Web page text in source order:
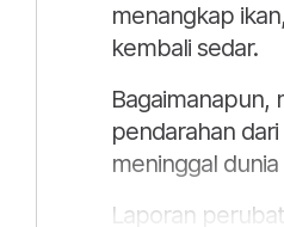
menangkap
kembali sedar.
Bagaimanapun,
pendarahan
meninggal
Laporan